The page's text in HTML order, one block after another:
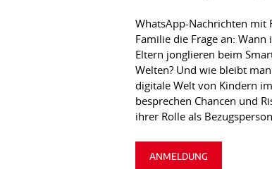
WhatsApp-Nachrichten mit
Familie die Frage an:
Eltern jonglieren beim
Welten? Und wie bleibt
digitale Welt von Kindern
besprechen Chancen und
ihrer Rolle als
ANMELDUNG